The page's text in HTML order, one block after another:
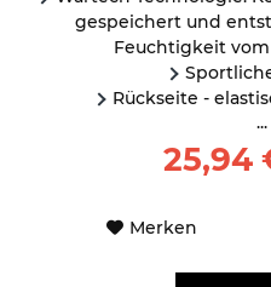
gespeichert und
Feuchtigkeit
Rückseite -
...
25,94
Merken